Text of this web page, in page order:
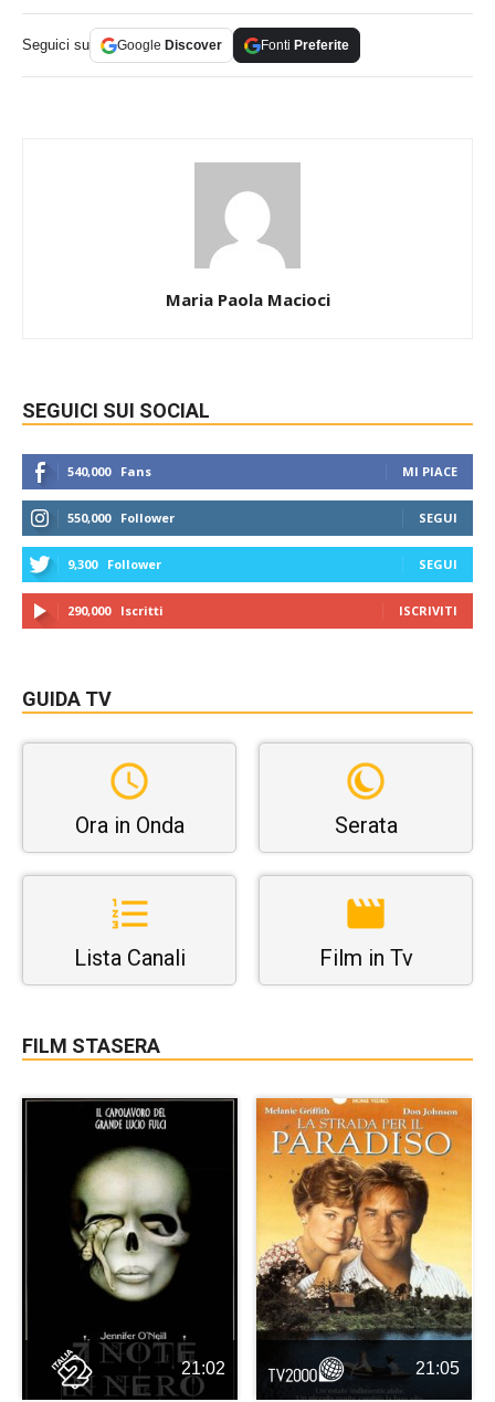
Seguici su Google Discover Fonti Preferite
Maria Paola Macioci
SEGUICI SUI SOCIAL
540,000 Fans MI PIACE
550,000 Follower SEGUI
9,300 Follower SEGUI
290,000 Iscritti ISCRIVITI
GUIDA TV
Ora in Onda Serata
Lista Canali Film in Tv
FILM STASERA
21:02 21:05